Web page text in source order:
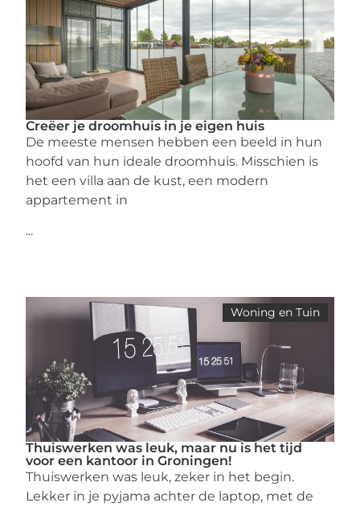
Creëer je droomhuis in je eigen huis
De meeste mensen hebben een beeld in hun
hoofd van hun ideale droomhuis. Misschien is
het een villa aan de kust, een modern
appartement in
...
Woning en Tuin
Thuiswerken was leuk, maar nu is het tijd
voor een kantoor in Groningen!
Thuiswerken was leuk, zeker in het begin.
Lekker in je pyjama achter de laptop, met de